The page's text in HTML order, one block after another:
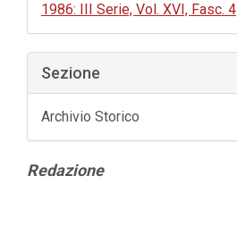
1986: III Serie, Vol. XVI, Fasc. 4
Sezione
Archivio Storico
Contenuto
Redazione